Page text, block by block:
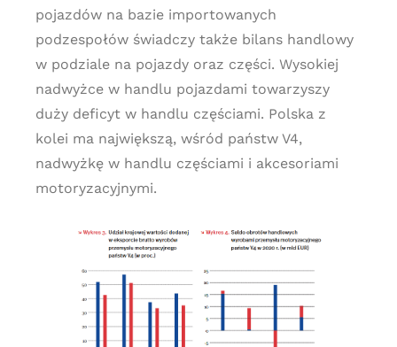
pojazdów na bazie importowanych
podzespołów świadczy także bilans handlowy
w podziale na pojazdy oraz części. Wysokiej
nadwyżce w handlu pojazdami towarzyszy
duży deficyt w handlu częściami. Polska z
kolei ma największą, wśród państw V4,
nadwyżkę w handlu częściami i akcesoriami
motoryzacyjnymi.